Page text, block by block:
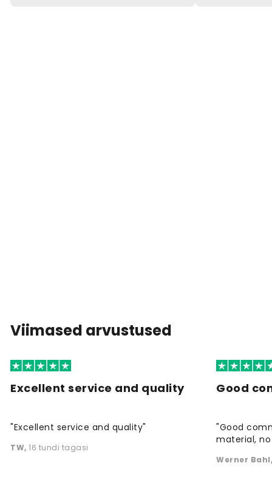
Viimased arvustused
Excellent service and quality
"Excellent service and quality"
TW, 16 tundi tagasi
Good
"Good
material,
Werner Bahl